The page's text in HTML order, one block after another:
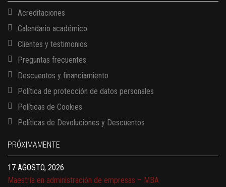
Acreditaciones
Calendario académico
Clientes y testimonios
Preguntas frecuentes
Descuentos y financiamiento
Política de protección de datos personales
Políticas de Cookies
Políticas de Devoluciones y Descuentos
PRÓXIMAMENTE
13 AGOSTO, 2026
17 AGOSTO, 2026
Gerencia de empresas familiares
17 AGOSTO, 2026
Maestría en administración de empresas – MBA